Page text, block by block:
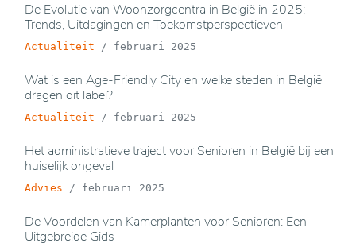
De Evolutie van Woonzorgcentra in België in 2025:
Trends, Uitdagingen en Toekomstperspectieven
Actualiteit / februari 2025
Wat is een Age-Friendly City en welke steden in België
dragen dit label?
Actualiteit / februari 2025
Het administratieve traject voor Senioren in België bij een
huiselijk ongeval
Advies / februari 2025
De Voordelen van Kamerplanten voor Senioren: Een
Uitgebreide Gids